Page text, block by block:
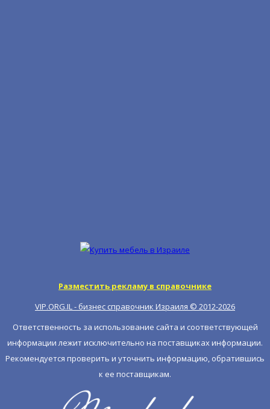
Разместить рекламу в справочнике
VIP.ORG.IL - бизнес справочник Израиля © 2012-2026
Ответственность за использование сайта и соответствующей
информации лежит исключительно на поставщиках информации.
Рекомендуется проверить и уточнить информацию, обратившись
к ее поставщикам.